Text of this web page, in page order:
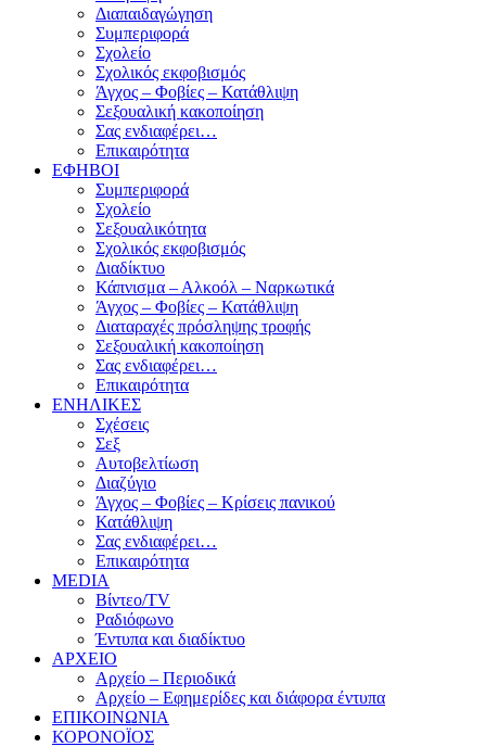
Διαπαιδαγώγηση
Συμπεριφορά
Σχολείο
Σχολικός εκφοβισμός
Άγχος – Φοβίες – Κατάθλιψη
Σεξουαλική κακοποίηση
Σας ενδιαφέρει…
Επικαιρότητα
ΕΦΗΒΟΙ
Συμπεριφορά
Σχολείο
Σεξουαλικότητα
Σχολικός εκφοβισμός
Διαδίκτυο
Κάπνισμα – Αλκοόλ – Ναρκωτικά
Άγχος – Φοβίες – Κατάθλιψη
Διαταραχές πρόσληψης τροφής
Σεξουαλική κακοποίηση
Σας ενδιαφέρει…
Επικαιρότητα
ΕΝΗΛΙΚΕΣ
Σχέσεις
Σεξ
Αυτοβελτίωση
Διαζύγιο
Άγχος – Φοβίες – Κρίσεις πανικού
Κατάθλιψη
Σας ενδιαφέρει…
Επικαιρότητα
MEDIA
Βίντεο/TV
Ραδιόφωνο
Έντυπα και διαδίκτυο
ΑΡΧΕΙΟ
Αρχείο – Περιοδικά
Αρχείο – Εφημερίδες και διάφορα έντυπα
ΕΠΙΚΟΙΝΩΝΙΑ
ΚΟΡΟΝΟΪΟΣ